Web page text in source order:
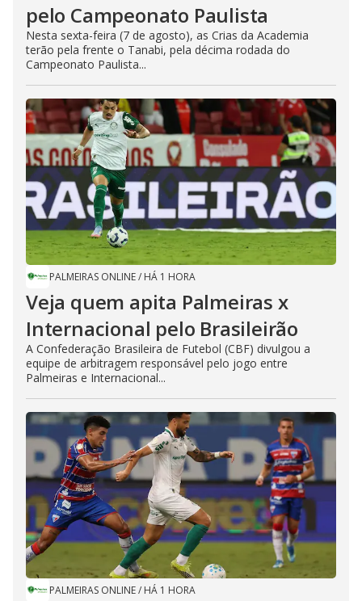
pelo Campeonato Paulista
Nesta sexta-feira (7 de agosto), as Crias da Academia
terão pela frente o Tanabi, pela décima rodada do
Campeonato Paulista...
PALMEIRAS ONLINE/ HÁ 1 HORA
Veja quem apita Palmeiras x
Internacional pelo Brasileirão
A Confederação Brasileira de Futebol (CBF) divulgou a
equipe de arbitragem responsável pelo jogo entre
Palmeiras e Internacional...
PALMEIRAS ONLINE/ HÁ 1 HORA